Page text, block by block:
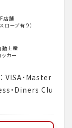
店舗
スロープ有り）
動土産
ッカー
VISA・Master
・Diners Clu